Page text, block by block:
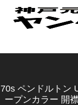
70s ペンドルトン
ープンカラー 開